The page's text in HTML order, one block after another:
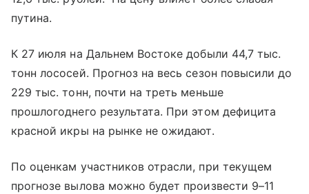
путина.
К 27 июля на Дальнем Востоке добыли 44,7 тыс.
тонн лососей. Прогноз на весь сезон повысили до
229 тыс. тонн, почти на треть меньше
прошлогоднего результата. При этом дефицита
красной икры на рынке не ожидают.
По оценкам участников отрасли, при текущем
прогнозе вылова можно будет произвести 9–11